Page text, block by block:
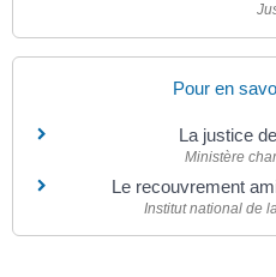
Pour en
La justice
Ministère
Le recouvrement
Institut national de